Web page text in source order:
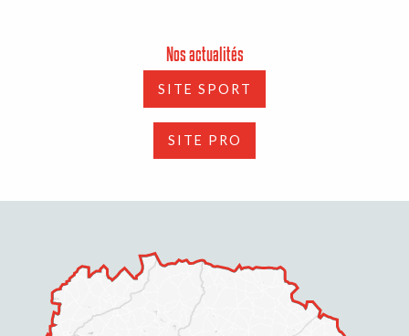
Nos actualités
SITE SPORT
SITE PRO